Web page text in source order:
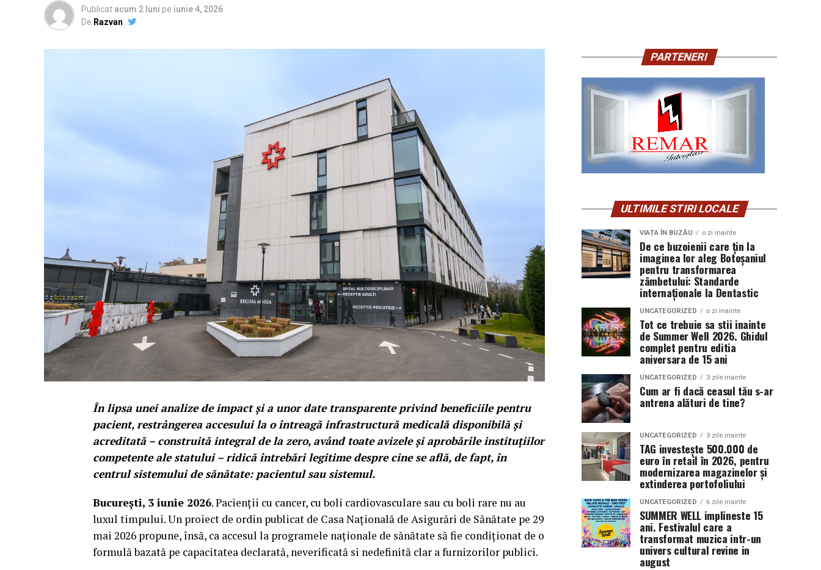
Publicat acum 2 luni pe iunie 4, 2026
De Razvan
În lipsa unei analize de impact și a unor date transparente privind beneficiile pentru
pacient, restrângerea accesului la o întreagă infrastructură medicală disponibilă și
acreditată – construită integral de la zero, având toate avizele și aprobările instituțiilor
competente ale statului – ridică întrebări legitime despre cine se află, de fapt, în
centrul sistemului de sănătate: pacientul sau sistemul.
București, 3 iunie 2026. Pacienții cu cancer, cu boli cardiovasculare sau cu boli rare nu au
luxul timpului. Un proiect de ordin publicat de Casa Națională de Asigurări de Sănătate pe 29
mai 2026 propune, însă, ca accesul la programele naționale de sănătate să fie condiționat de o
formulă bazată pe capacitatea declarată, neverificată si nedefinită clar a furnizorilor publici.
PARTENERI
ULTIMILE STIRI LOCALE
VIAȚA ÎN BUZĂU o zi inainte
De ce buzoienii care țin la
imaginea lor aleg Botoșaniul
pentru transformarea
zâmbetului: Standarde
internaționale la Dentastic
UNCATEGORIZED o zi inainte
Tot ce trebuie sa stii inainte
de Summer Well 2026. Ghidul
complet pentru editia
aniversara de 15 ani
UNCATEGORIZED 3 zile inainte
Cum ar fi dacă ceasul tău s-ar
antrena alături de tine?
UNCATEGORIZED 3 zile inainte
TAG investește 500.000 de
euro în retail în 2026, pentru
modernizarea magazinelor și
extinderea portofoliului
UNCATEGORIZED 6 zile inainte
SUMMER WELL implineste 15
ani. Festivalul care a
transformat muzica intr-un
univers cultural revine in
august